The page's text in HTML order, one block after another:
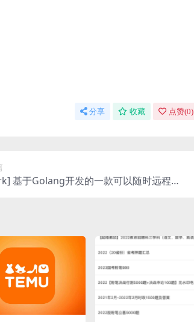
分享 收藏 点赞(0)
基于Golang开发的一款可以随时远程控